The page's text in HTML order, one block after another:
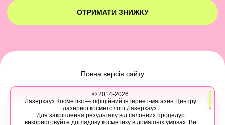
ОТРИМАТИ ЗНИЖКУ
Повна версія сайту
© 2014-2026
Лазерхауз Косметікс — офіційний інтернет-магазин Центру
лазерної косметології Лазерхауз.
Для закріплення результату від салонних процедур
використовуйте доглядову косметику в домашніх умовах. Ви